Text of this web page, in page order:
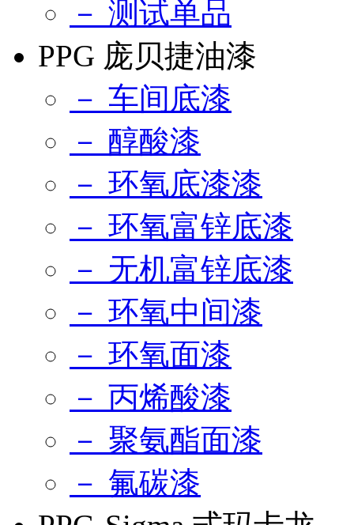
－ 测试单品
PPG 庞贝捷油漆
－ 车间底漆
－ 醇酸漆
－ 环氧底漆漆
－ 环氧富锌底漆
－ 无机富锌底漆
－ 环氧中间漆
－ 环氧面漆
－ 丙烯酸漆
－ 聚氨酯面漆
－ 氟碳漆